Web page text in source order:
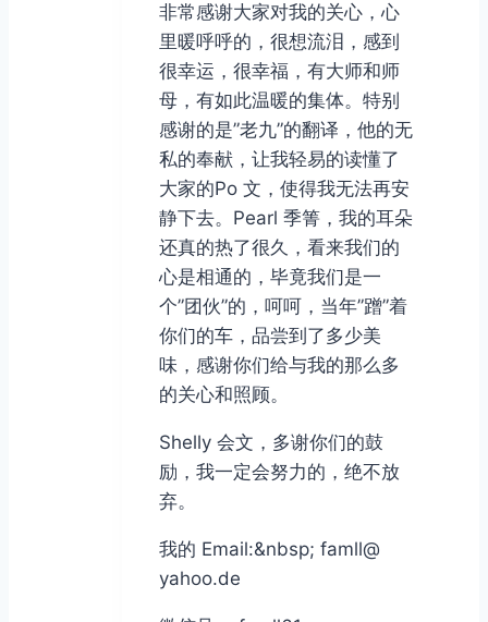
非常感谢大家对我的关心，心
里暖呼呼的，很想流泪，感到
很幸运，很幸福，有大师和师
母，有如此温暖的集体。特别
感谢的是”老九”的翻译，他的无
私的奉献，让我轻易的读懂了
大家的Po 文，使得我无法再安
静下去。Pearl 季箐，我的耳朵
还真的热了很久，看来我们的
心是相通的，毕竟我们是一
个”团伙”的，呵呵，当年”蹭”着
你们的车，品尝到了多少美
味，感谢你们给与我的那么多
的关心和照顾。
Shelly 会文，多谢你们的鼓
励，我一定会努力的，绝不放
弃。
我的 Email:&nbsp; famll@
yahoo.de